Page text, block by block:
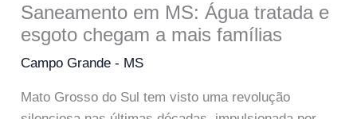
Saneamento em MS: Água tratada e
esgoto chegam a mais famílias
Campo Grande - MS
Mato Grosso do Sul tem visto uma revolução